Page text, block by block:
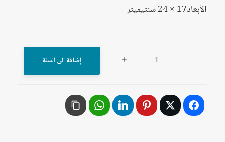
الأبعاد17 × 24 سنتيميتر
وفكرة
القومية
إضافة الى السلة